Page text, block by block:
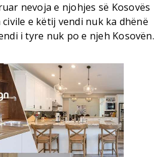
nevoja e njohjes së Kosovës
e këtij vendi nuk ka dhënë
i tyre nuk po e njeh Kosovën.